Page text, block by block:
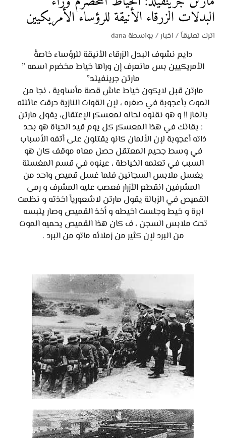
البدلات الزرقاء الأنيقة للرؤساء الأمريكيين
اترك تعليقاً/ اخبار/ بواسطة dana
دايم نشوف البدل الزرقاء الأنيقة للرؤساء خاصةً
الأمريكيين بس مانعرف إن وراها خياط مخضرم اسمه ”
مارتن جرينفيلد”
مارتن قبل لايكون خياط عاش قصة مأساوية ، نجا من
الموت بأعجوبة في صغره ، لإن القوات النازية حرقت عائلته
بالغاز !! و هو نقلوه لحاله لمعسكر الإعتقال، يقول مارتن
: بقائك في هذا المعسكر كل يوم قيد الحياة هو بحد
ذاته أعجوبة لإن الألمان كانو يقتلون على أتفه الأسباب
في وسط جحيم المعتقل حصل معاه موقف كان هو
السبب في تعلمه الخياطة ، عينوه في قسم المغسلة
يغسل ملابس السجانين فلما غسل قميص واحد من
المشرفين انقطع الأزرار فعصب عليه المشرف و رمى
القميص في الزبالة يقول مارتن لاشعورياً اخذته و نظمت
ابرة و خيط وجلست اخيطه و أخذ القميص وصار يلبسه
تحت ملابس السجن ، ف كان هذا القميص يحميه الموت
من البرد لإن كثير من زملائه ماتو من البرد .